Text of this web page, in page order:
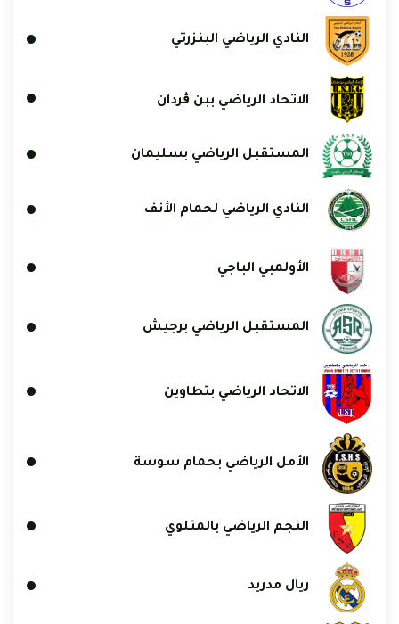
النادي الرياضي البنزرتي
الاتحاد الرياضي ببن ڨردان
المستقبل الرياضي بسليمان
النادي الرياضي لحمام الأنف
الأولمبي الباجي
المستقبل الرياضي برجيش
الاتحاد الرياضي بتطاوين
الأمل الرياضي بحمام سوسة
النجم الرياضي بالمتلوي
ريال مدريد